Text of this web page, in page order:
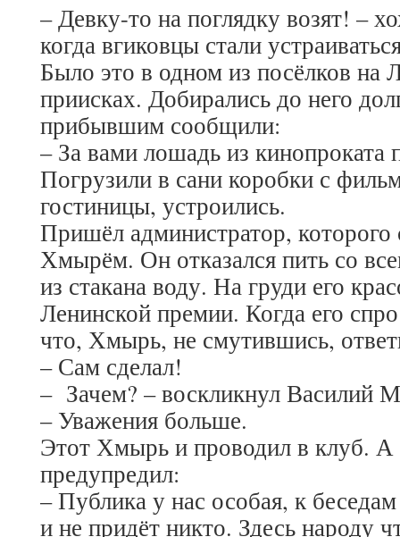
– Девку-то на поглядку возят! –
когда вгиковцы стали
Было это в одном из посёлков на
приисках. Добирались до него
прибывшим сообщили:
– За вами лошадь из кинопроката
Погрузили в сани коробки с
гостиницы, устроились.
Пришёл администратор, которого
Хмырём. Он отказался пить со
из стакана воду. На груди его
Ленинской премии. Когда его
что, Хмырь, не смутившись,
– Сам сделал!
– Зачем? – воскликнул Василий
– Уважения больше.
Этот Хмырь и проводил в клуб. А
предупредил:
– Публика у нас особая, к
и не придёт никто. Здесь народу